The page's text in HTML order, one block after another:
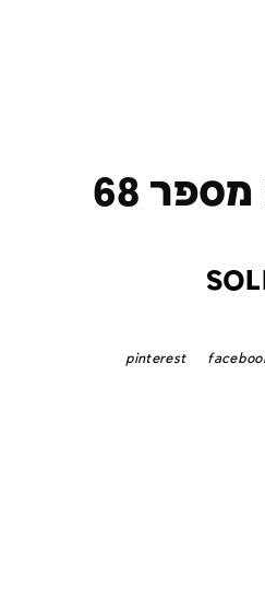
68
pinterest